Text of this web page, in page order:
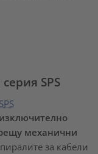
SPS
изключително
механични
за кабели